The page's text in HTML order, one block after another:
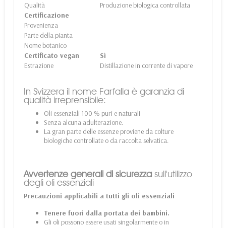
Qualità
Produzione biologica controllata
Certificazione
Provenienza
Parte della pianta
Nome botanico
Certificato vegan
Sì
Estrazione
Distillazione in corrente di vapore
In Svizzera il nome Farfalla è garanzia di
qualità irreprensibile:
Oli essenziali 100 % puri e naturali
Senza alcuna adulterazione.
La gran parte delle essenze proviene da colture
biologiche controllate o da raccolta selvatica.
Avvertenze generali di sicurezza sull'utilizzo
degli oli essenziali
Precauzioni applicabili a tutti gli oli essenziali
Tenere fuori dalla portata dei bambini.
Gli oli possono essere usati singolarmente o in